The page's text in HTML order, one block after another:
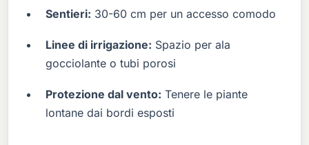
Sentieri: 30-60 cm per un accesso comodo
Linee di irrigazione: Spazio per ala
gocciolante o tubi porosi
Protezione dal vento: Tenere le piante
lontane dai bordi esposti